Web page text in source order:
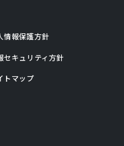
情報保護方針
セキュリティ方針
トマップ